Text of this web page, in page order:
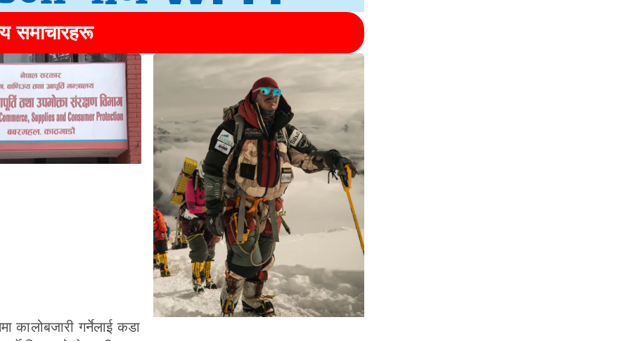
समाचारहरू
कालोबजारी गर्नेलाई कडा